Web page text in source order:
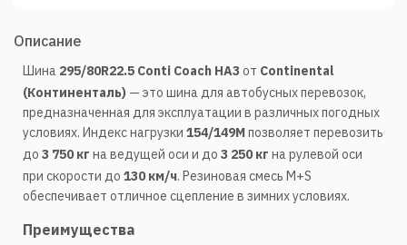
Описание
Шина 295/80R22.5 Conti Coach HA3 от Continental
(Континенталь) — это шина для автобусных перевозок,
предназначенная для эксплуатации в различных погодных
условиях. Индекс нагрузки 154/149Mпозволяет перевозить
до 3 750 кг на ведущей оси и до 3 250 кг на рулевой оси
при скорости до 130 км/ч. Резиновая смесь M+S
обеспечивает отличное сцепление в зимних условиях.
Преимущества